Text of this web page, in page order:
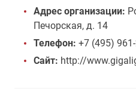
Адрес организации:
Печорская, д. 14
Телефон: +7 (495)
Сайт: http://